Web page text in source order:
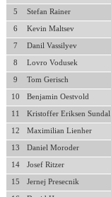
5 Stefan Rainer
6 Kevin Maltsev
7 Danil Vassilyev
8 Lovro Vodusek
9 Tom Gerisch
10 Benjamin Oestvold
11 Kristoffer Eriksen Sundal
12 Maximilian Lienher
13 Daniel Moroder
14 Josef Ritzer
15 Jernej Presecnik